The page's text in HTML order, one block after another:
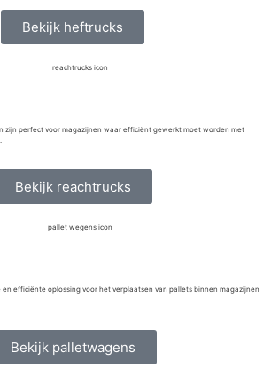
Bekijk heftrucks
zijn perfect voor magazijnen waar efficiënt gewerkt moet worden met
Bekijk reachtrucks
efficiënte oplossing voor het verplaatsen van pallets binnen magazijnen
Bekijk palletwagens